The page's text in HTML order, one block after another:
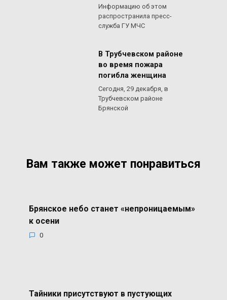
Информацию об этом
распространила пресс-
служба ГУ МЧС
В Трубчевском районе
во время пожара
погибла женщина
Сегодня, 29 декабря, в
Трубчевском районе
Брянской
Вам также может понравиться
Брянское небо станет «непроницаемым»
к осени
0
Тайники присутствуют в пустующих